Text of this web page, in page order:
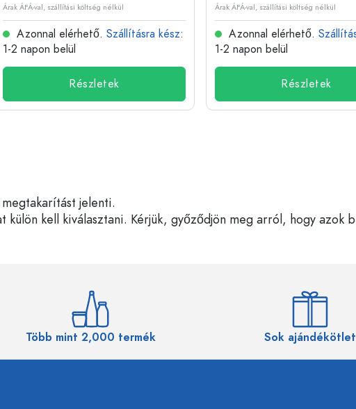
Árak ÁFÁ-val, szállítási költség nélkül
Azonnal elérhető. Szállításra kész:
1-2 napon belül
Részletek
Árak ÁFÁ-val, szállítási költség nélkül
Azonnal elérhető.
1-2 napon belül
Részletek
jelenti.
kell kiválasztani. Kérjük, győződjön meg arról, hogy azok
Több mint 2,000 termék Sok ajándékötlet